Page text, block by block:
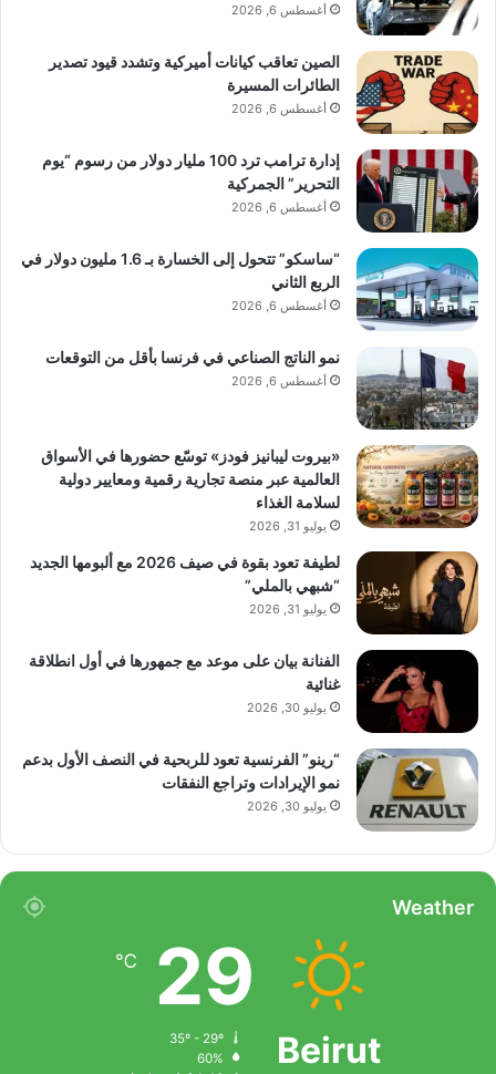
■ مصدر الخبر الأصلي
نشر لأول مرة على: www.androidpolice.com
تاريخ النشر: 2026-01-17 07:10:00
الكاتب: ستيفن رادوتشيا
تنويه من موقع “yalebnan.org”:
تم جلب هذا المحتوى بشكل آلي من المصدر:
www.androidpolice.com
بتاريخ:2026-01-17 07:10:00
الآراء والمعلومات الواردة في هذا المقال لا تعبر
والمسؤولية الكاملة تقع على عاتق المصدر
ملاحظة:قد يتم استخدام الترجمة الآلية في بعض
الأحيان لتوفير هذا المحتوى.
أغسطس 6, 2026
الصين تعاقب كيانات أميركية وتشدد قيود تصدير
الطائرات المسيرة
أغسطس 6, 2026
إدارة ترامب ترد 100 مليار دولار من رسوم “يوم
التحرير” الجمركية
أغسطس 6, 2026
“ساسكو” تتحول إلى الخسارة بـ 1.6 مليون دولار في
الربع الثاني
أغسطس 6, 2026
نمو الناتج الصناعي في فرنسا بأقل من التوقعات
أغسطس 6, 2026
«بيروت ليبانيز فودز» توسّع حضورها في الأسواق
العالمية عبر منصة تجارية رقمية ومعايير دولية
لسلامة الغذاء
يوليو 31, 2026
لطيفة تعود بقوة في صيف 2026 مع ألبومها الجديد
“شبهي بالملي”
يوليو 31, 2026
الفنانة بيان على موعد مع جمهورها في أول انطلاقة
غنائية
يوليو 30, 2026
“رينو” الفرنسية تعود للربحية في النصف الأول بدعم
نمو الإيرادات وتراجع النفقات
يوليو 30, 2026
Weather
Beirut
29
℃
60%